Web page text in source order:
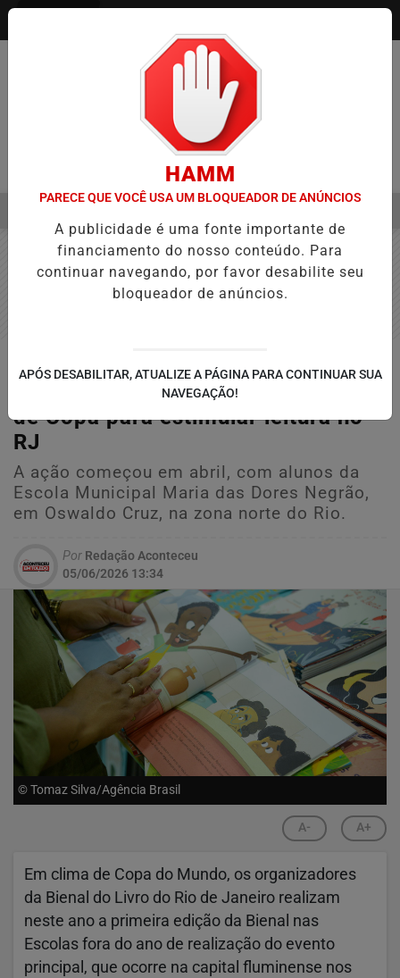
EM ALTA
EDUCAÇÃO
Bienal nas Escolas entra em clima
de Copa para estimular leitura no
RJ
A ação começou em abril, com alunos da
Escola Municipal Maria das Dores Negrão,
em Oswaldo Cruz, na zona norte do Rio.
Por Redação Aconteceu
05/06/2026 13:34
© Tomaz Silva/Agência Brasil
A- A+
Em clima de Copa do Mundo, os organizadores
da Bienal do Livro do Rio de Janeiro realizam
neste ano a primeira edição da Bienal nas
Escolas fora do ano de realização do evento
principal, que ocorre na capital fluminense nos
HAMM
PARECE QUE VOCÊ USA UM BLOQUEADOR DE ANÚNCIOS
A publicidade é uma fonte importante de
financiamento do nosso conteúdo. Para
continuar navegando, por favor desabilite seu
bloqueador de anúncios.
APÓS DESABILITAR, ATUALIZE A PÁGINA PARA CONTINUAR SUA
NAVEGAÇÃO!